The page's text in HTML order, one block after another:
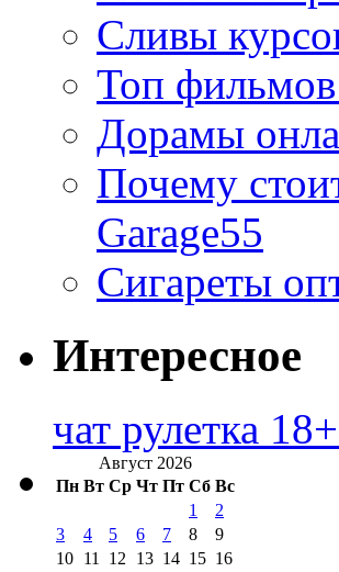
Сливы
Топ
Дорамы
Почему
Garage55
Сигареты
Интересное
чат рулетка
Август 2026
Пн Вт Ср Чт Пт Сб Вс
1
2
3
4 5 6 7 8
9
10 11 12 13 14 15 16